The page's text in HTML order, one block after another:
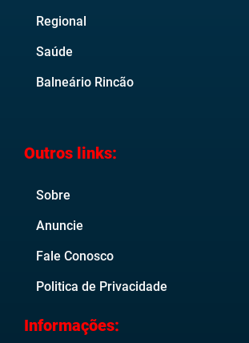
Regional
Saúde
Balneário Rincão
Outros links:
Sobre
Anuncie
Fale Conosco
Politica de Privacidade
Informações: